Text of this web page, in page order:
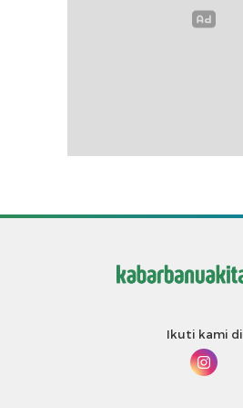
Ikuti kami di